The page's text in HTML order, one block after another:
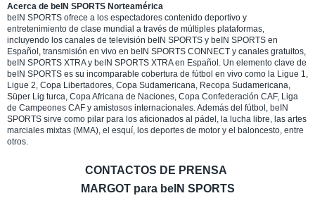
Acerca de beIN SPORTS Norteamérica
beIN SPORTS ofrece a los espectadores contenido deportivo y
entretenimiento de clase mundial a través de múltiples plataformas,
incluyendo los canales de televisión beIN SPORTS y beIN SPORTS en
Español, transmisión en vivo en beIN SPORTS CONNECT y canales gratuitos,
beIN SPORTS XTRA y beIN SPORTS XTRA en Español. Un elemento clave de
beIN SPORTS es su incomparable cobertura de fútbol en vivo como la Ligue 1,
Ligue 2, Copa Libertadores, Copa Sudamericana, Recopa Sudamericana,
Süper Lig turca, Copa Africana de Naciones, Copa Confederación CAF, Liga
de Campeones CAF y amistosos internacionales. Además del fútbol, beIN
SPORTS sirve como pilar para los aficionados al pádel, la lucha libre, las artes
marciales mixtas (MMA), el esquí, los deportes de motor y el baloncesto, entre
otros.
CONTACTOS DE PRENSA
MARGOT para beIN SPORTS